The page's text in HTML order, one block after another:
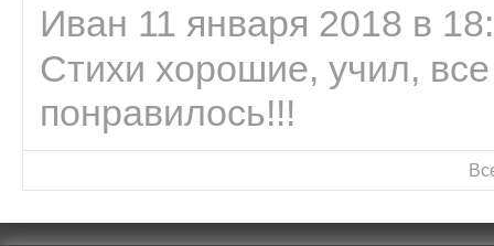
Иван 11 января 2018 в
Стихи хорошие, учил,
понравилось!!!